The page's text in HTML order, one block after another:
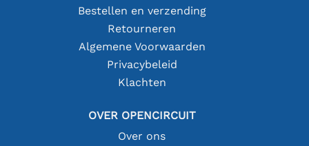
Bestellen en verzending
Retourneren
Algemene Voorwaarden
Privacybeleid
Klachten
OVER OPENCIRCUIT
Over ons